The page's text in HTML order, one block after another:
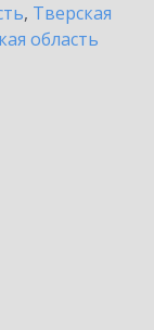
, Тверская
область